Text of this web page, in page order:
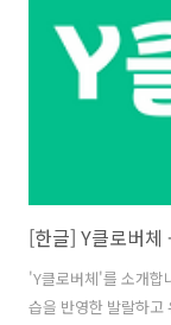
[한글] Y클로버
'Y클로버체'를 소개합
습을 반영한 발랄하고